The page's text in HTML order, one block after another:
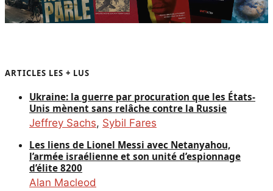
ARTICLES LES + LUS
Ukraine: la guerre par procuration que les États-
Unis mènent sans relâche contre la Russie
Jeffrey Sachs, Sybil Fares
Les liens de Lionel Messi avec Netanyahou,
l’armée israélienne et son unité d’espionnage
d’élite 8200
Alan Macleod